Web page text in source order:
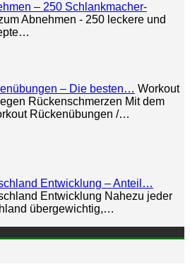
– 250 Schlankmacher-
Abnehmen - 250 leckere und
– Die besten… Workout
Rückenschmerzen Mit dem
Rückenübungen /…
Entwicklung – Anteil…
Entwicklung Nahezu jeder
übergewichtig,…